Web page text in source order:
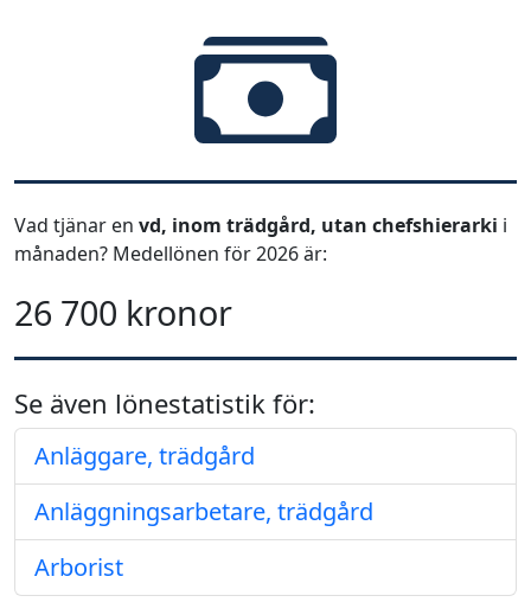
Vad tjänar en vd, inom trädgård, utan chefshierarki i
månaden? Medellönen för 2026 är:
26 700 kronor
Se även lönestatistik för:
Anläggare, trädgård
Anläggningsarbetare, trädgård
Arborist